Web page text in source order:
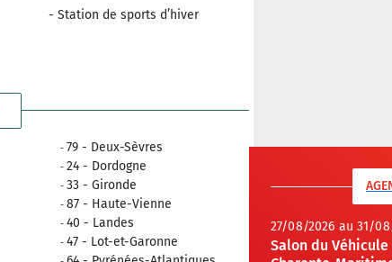
- Station de sports d’hiver
79 - Deux-Sèvres
24 - Dordogne
33 - Gironde
87 - Haute-Vienne
40 - Landes
47 - Lot-et-Garonne
27/08/2026 au 31/
Salon du